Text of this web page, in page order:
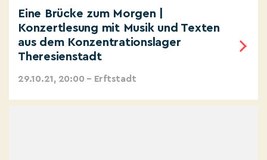
Eine Brücke zum Morgen |
Konzertlesung mit Musik und Texten
aus dem Konzentrationslager
Theresienstadt
29.10.21, 20:00 – Erftstadt